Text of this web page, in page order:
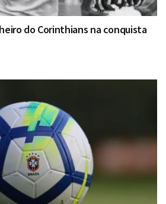
do Corinthians na conquista